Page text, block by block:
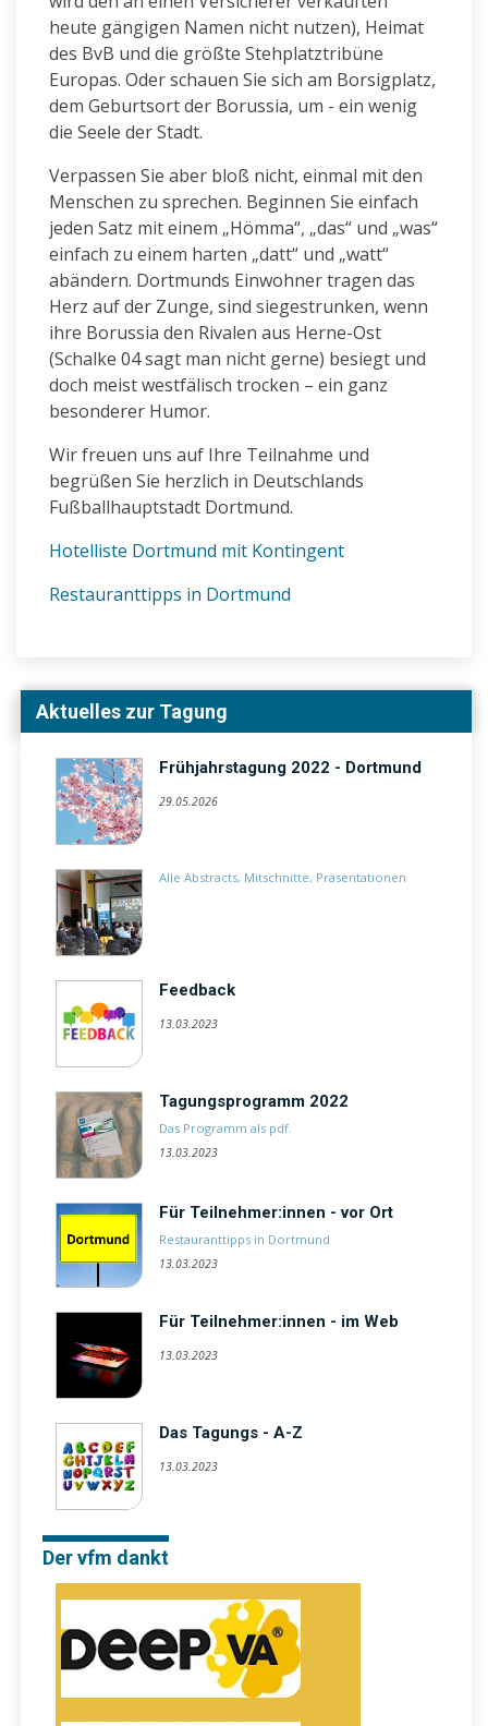
heute gängigen Namen nicht nutzen), Heimat
des BvB und die größte Stehplatztribüne
Europas. Oder schauen Sie sich am Borsigplatz,
dem Geburtsort der Borussia, um - ein wenig
die Seele der Stadt.
Verpassen Sie aber bloß nicht, einmal mit den
Menschen zu sprechen. Beginnen Sie einfach
jeden Satz mit einem „Hömma“, „das“ und „was“
einfach zu einem harten „datt“ und „watt“
abändern. Dortmunds Einwohner tragen das
Herz auf der Zunge, sind siegestrunken, wenn
ihre Borussia den Rivalen aus Herne-Ost
(Schalke 04 sagt man nicht gerne) besiegt und
doch meist westfälisch trocken – ein ganz
besonderer Humor.
Wir freuen uns auf Ihre Teilnahme und
begrüßen Sie herzlich in Deutschlands
Fußballhauptstadt Dortmund.
Hotelliste Dortmund mit Kontingent
Restauranttipps in Dortmund
Aktuelles zur Tagung
Frühjahrstagung 2022 - Dortmund
29.05.2026
Alle Abstracts, Mitschnitte, Präsentationen
Feedback
13.03.2023
Tagungsprogramm 2022
Das Programm als pdf.
13.03.2023
Für Teilnehmer:innen - vor Ort
Restauranttipps in Dortmund
13.03.2023
Für Teilnehmer:innen - im Web
13.03.2023
Das Tagungs - A-Z
13.03.2023
Der vfm dankt